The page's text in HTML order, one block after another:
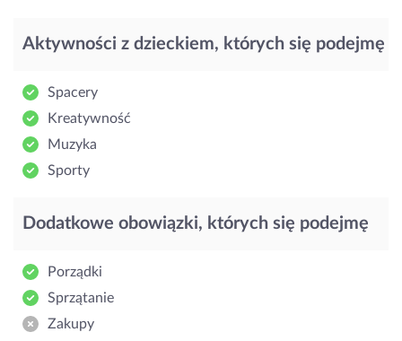
Aktywności z dzieckiem, których się podejmę
Spacery
Kreatywność
Muzyka
Sporty
Dodatkowe obowiązki, których się podejmę
Porządki
Sprzątanie
Zakupy